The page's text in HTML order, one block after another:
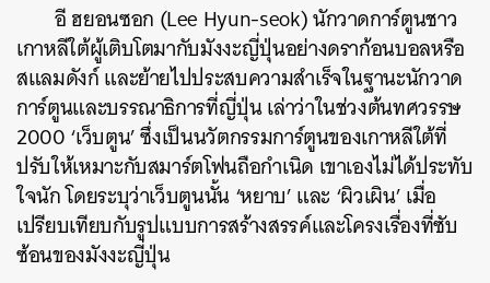
อี ฮยอนซอก (Lee Hyun-seok) นักวาดการ์ตูนชาว
เกาหลีใต้ผู้เติบโตมากับมังงะญี่ปุ่นอย่างดราก้อนบอลหรือ
สแลมดังก์ และย้ายไปประสบความสำเร็จในฐานะนักวาด
การ์ตูนและบรรณาธิการที่ญี่ปุ่น เล่าว่าในช่วงต้นทศวรรษ
2000 ‘เว็บตูน’ ซึ่งเป็นนวัตกรรมการ์ตูนของเกาหลีใต้ที่
ปรับให้เหมาะกับสมาร์ตโฟนถือกำเนิด เขาเองไม่ได้ประทับ
ใจนัก โดยระบุว่าเว็บตูนนั้น ‘หยาบ’ และ ‘ผิวเผิน’ เมื่อ
เปรียบเทียบกับรูปแบบการสร้างสรรค์และโครงเรื่องที่ซับ
ซ้อนของมังงะญี่ปุ่น